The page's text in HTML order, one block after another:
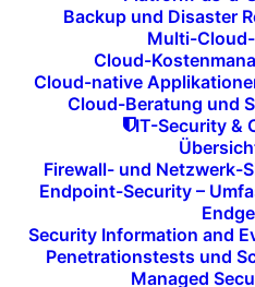
Backup und Disaster
Multi-
Cloud-
Cloud-native
Cloud-Beratung und
IT-Security &
Firewall- und Netzwerk-
Endpoint-Security –
Security Information and
Penetrationstests und
Managed
Teammeetings und
von 4 bis 6 Personen
ein Ort, an dem Kollegen
teilen, neue Ansätze
festlegen können. Die
Space bietet, ist
Meetings ohne aufwendige
die Mitarbeitenden einfach
verbinden und direkt